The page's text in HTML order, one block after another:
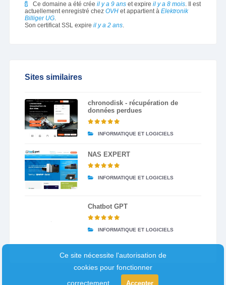
Ce domaine a été crée il y a 9 anset expire il y a 8 mois. Il est
actuellement enregistré chez OVHet appartient à Elektronik
Billiger UG.
Son certificat SSL expire il y a 2 ans.
Sites similaires
chronodisk - récupération de
données perdues
INFORMATIQUE ET LOGICIELS
NAS EXPERT
INFORMATIQUE ET LOGICIELS
Chatbot GPT
INFORMATIQUE ET LOGICIELS
Ce site nécessite l'autorisation de
cookies pour fonctionner
correctement.
Accepter